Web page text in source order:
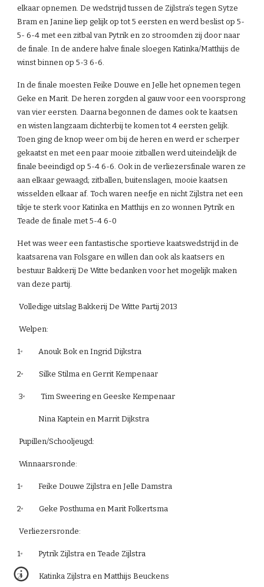
elkaar opnemen. De wedstrijd tussen de Zijlstra’s tegen Sytze
Bram en Janine liep gelijk op tot 5 eersten en werd beslist op 5-
5- 6-4 met een zitbal van Pytrik en zo stroomden zij door naar
de finale. In de andere halve finale sloegen Katinka/Matthijs de
winst binnen op 5-3 6-6.
In de finale moesten Feike Douwe en Jelle het opnemen tegen
Geke en Marit. De heren zorgden al gauw voor een voorsprong
van vier eersten. Daarna begonnen de dames ook te kaatsen
en wisten langzaam dichterbij te komen tot 4 eersten gelijk.
Toen ging de knop weer om bij de heren en werd er scherper
gekaatst en met een paar mooie zitballen werd uiteindelijk de
finale beeindigd op 5-4 6-6. Ook in de verliezersfinale waren ze
aan elkaar gewaagd; zitballen, buitenslagen, mooie kaatsen
wisselden elkaar af. Toch waren neefje en nicht Zijlstra net een
tikje te sterk voor Katinka en Matthijs en zo wonnen Pytrik en
Teade de finale met 5-4 6-0
Het was weer een fantastische sportieve kaatswedstrijd in de
kaatsarena van Folsgare en willen dan ook als kaatsers en
bestuur Bakkerij De Witte bedanken voor het mogelijk maken
van deze partij.
Volledige uitslag Bakkerij De Witte Partij 2013
Welpen:
1e
         Anouk Bok en Ingrid Dijkstra
2e
         Silke Stilma en Gerrit Kempenaar
3e
         Tim Sweering en Geeske Kempenaar
            Nina Kaptein en Marrit Dijkstra
Pupillen/Schooljeugd:
Winnaarsronde:
1e
         Feike Douwe Zijlstra en Jelle Damstra
2e
         Geke Posthuma en Marit Folkertsma
Verliezersronde:
1e
         Pytrik Zijlstra en Teade Zijlstra
2e
         Katinka Zijlstra en Matthijs Beuckens